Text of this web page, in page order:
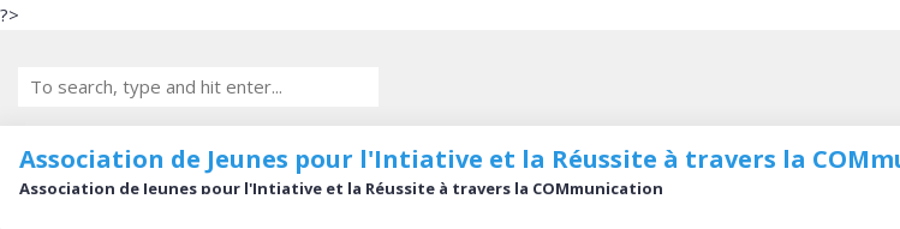
?>
Association de Jeunes pour l'Intiative et la Réussite à travers la
Association de Jeunes pour l'Intiative et la Réussite à travers la COMmunication